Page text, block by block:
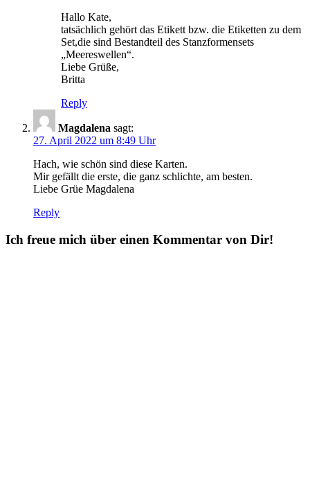
Hallo Kate,
tatsächlich gehört das Etikett bzw. die Etiketten zu dem
Set,die sind Bestandteil des Stanzformensets
„Meereswellen“.
Liebe Grüße,
Britta
Reply
Magdalena sagt:
27. April 2022 um 8:49 Uhr
Hach, wie schön sind diese Karten.
Mir gefällt die erste, die ganz schlichte, am besten.
Liebe Grüe Magdalena
Reply
Ich freue mich über einen Kommentar von Dir!